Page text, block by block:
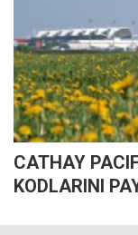
CATHAY
KODLARINI